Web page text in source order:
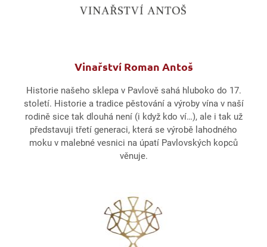
Vinařství Roman Antoš
Historie našeho sklepa v Pavlově sahá hluboko do 17.
století. Historie a tradice pěstování a výroby vína v naší
rodině sice tak dlouhá není (i když kdo ví…), ale i tak už
představuji třetí generaci, která se výrobě lahodného
moku v malebné vesnici na úpatí Pavlovských kopců
věnuje.